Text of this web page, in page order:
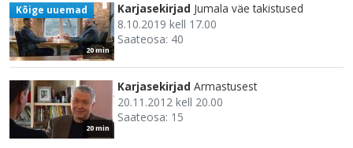
20 min
Kõige uuemad Karjasekirjad Jumala väe takistused
8.10.2019 kell 17.00
Saateosa: 40
20 min
Karjasekirjad Armastusest
20.11.2012 kell 20.00
Saateosa: 15